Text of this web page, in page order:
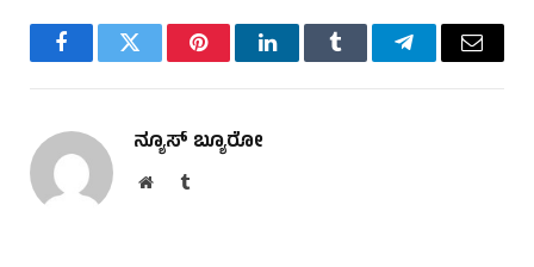
FacebookTwitter PinterestLinkedInTumblr TelegramEmail
ನ್ಯೂಸ್ ಬ್ಯೂರೋ
WebsiteTumblr